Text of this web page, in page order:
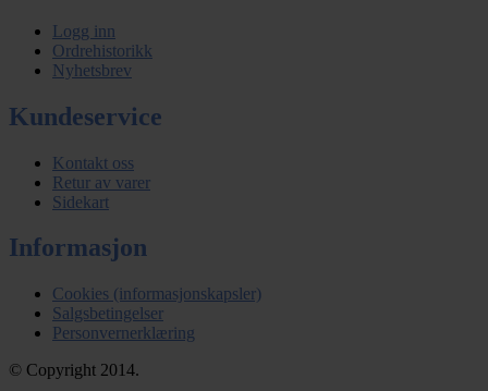
Logg inn
Ordrehistorikk
Nyhetsbrev
Kundeservice
Kontakt oss
Retur av varer
Sidekart
Informasjon
Cookies (informasjonskapsler)
Salgsbetingelser
Personvernerklæring
© Copyright 2014.